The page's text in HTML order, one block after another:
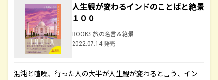
人生観が変わるインドのことばと絶景
１００
BOOKS 旅の名言＆絶景
2022.07.14 発売
混沌と喧噪、行った人の大半が人生観が変わると言う、イン